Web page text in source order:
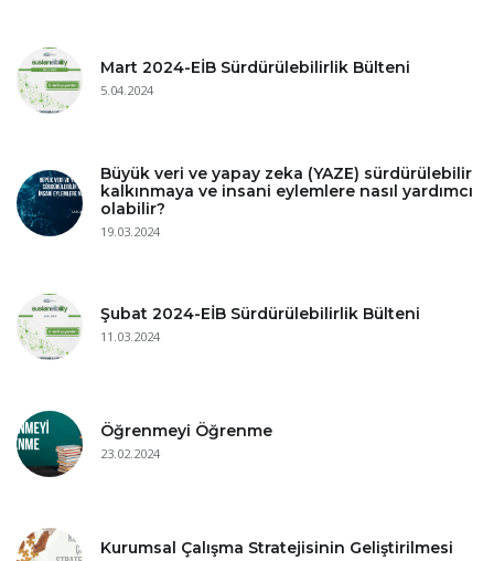
Mart 2024-EİB Sürdürülebilirlik Bülteni
5.04.2024
Büyük veri ve yapay zeka (YAZE) sürdürülebilir
kalkınmaya ve insani eylemlere nasıl yardımcı
olabilir?
19.03.2024
Şubat 2024-EİB Sürdürülebilirlik Bülteni
11.03.2024
Öğrenmeyi Öğrenme
23.02.2024
Kurumsal Çalışma Stratejisinin Geliştirilmesi